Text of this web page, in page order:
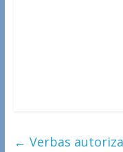
← Verbas